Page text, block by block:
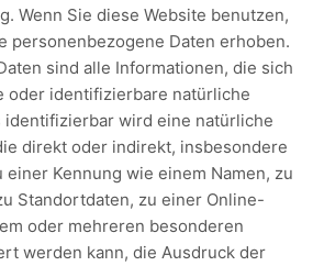
Wenn Sie diese Website benutzen,
personenbezogene Daten erhoben.
sind alle Informationen, die sich
oder identifizierbare natürliche
identifizierbar wird eine natürliche
direkt oder indirekt, insbesondere
Kennung wie einem Namen, zu
Standortdaten, zu einer Online-
oder mehreren besonderen
werden kann, die Ausdruck der